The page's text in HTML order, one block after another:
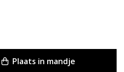
Plaats in mandje